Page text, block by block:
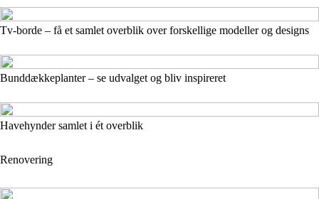
Tv-borde – få et samlet overblik over forskellige modeller og designs
Bunddækkeplanter – se udvalget og bliv inspireret
Havehynder samlet i ét overblik
Renovering